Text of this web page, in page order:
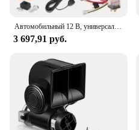
Автомобильный 12 В, универсальный звуковой сигнал 150 дБ, громкий мощный двухцветный компактный электрический воздушный звуковой сигнал с узором из углеродного волокна для мотоциклов, автомобилей, лодок
3 697,91 руб.